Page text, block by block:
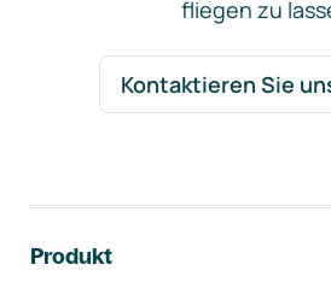
fliegen zu
Kontaktieren Sie
Produkt